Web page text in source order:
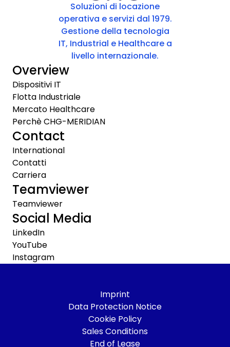
Soluzioni di locazione
operativa e servizi dal 1979.
Gestione della tecnologia
IT, Industrial e Healthcare a
livello internazionale.
Overview
Dispositivi IT
Flotta Industriale
Mercato Healthcare
Perchè CHG-MERIDIAN
Contact
International
Contatti
Carriera
Teamviewer
Teamviewer
Social Media
LinkedIn
YouTube
Instagram
Imprint
Data Protection Notice
Cookie Policy
Sales Conditions
End of Lease